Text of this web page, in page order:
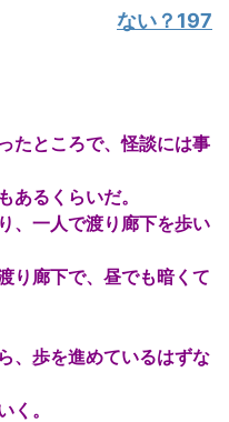
ない？197
たところで、怪談には事
あるくらいだ。
、一人で渡り廊下を歩い
り廊下で、昼でも暗くて
、歩を進めているはずな
く。